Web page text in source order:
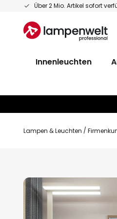
Über 2 Mio. Artikel sofort
Zum
springen
Innenleuchten
Lampen & Leuchten
Zum
Ende
der